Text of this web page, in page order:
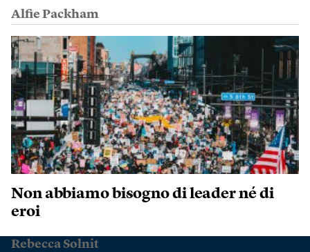
Alfie Packham
Non abbiamo bisogno di leader né di
eroi
Rebecca Solnit